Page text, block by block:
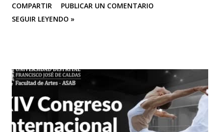
CASA TEA con sus últimas funciones este 25 y 26 de abril de
“Efímero”, La Casa del Silencio se embarcará en una gira
imborrable en todos los que la presencien." La Casa del
Silencio se embarcará nuevamente en una gira
internacional, llevando su importante trabajo de teatro
físico con funciones y seminarios a escenarios de Portugal
COMPARTIR
PUBLICAR UN COMENTARIO
SEGUIR LEYENDO »